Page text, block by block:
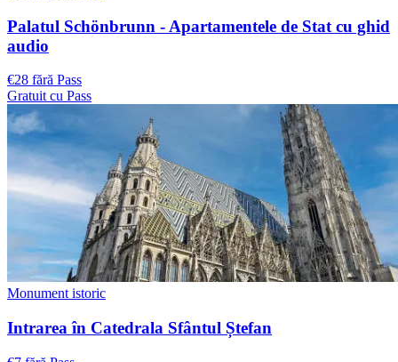
Palatul Schönbrunn - Apartamentele de Stat cu ghid
audio
€28 fără Pass
Gratuit cu Pass
Monument istoric
Intrarea în Catedrala Sfântul Ștefan